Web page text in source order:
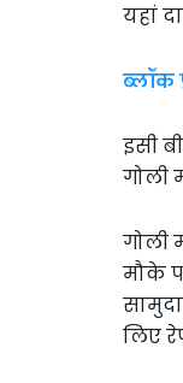
यहां
ब्लॉक
इसी
गोली
गोली
मौके
लिए